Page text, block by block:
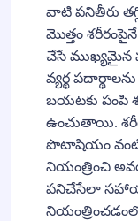
వాటి పనితీరు
మొత్తం శరీరంపైనే
చేసే ముఖ్యమైన
వ్యర్థ
బయటకు పంపి
ఉంచుతాయి.
పొటాషియం వంటి
నియంత్రించి
పనిచేసేలా